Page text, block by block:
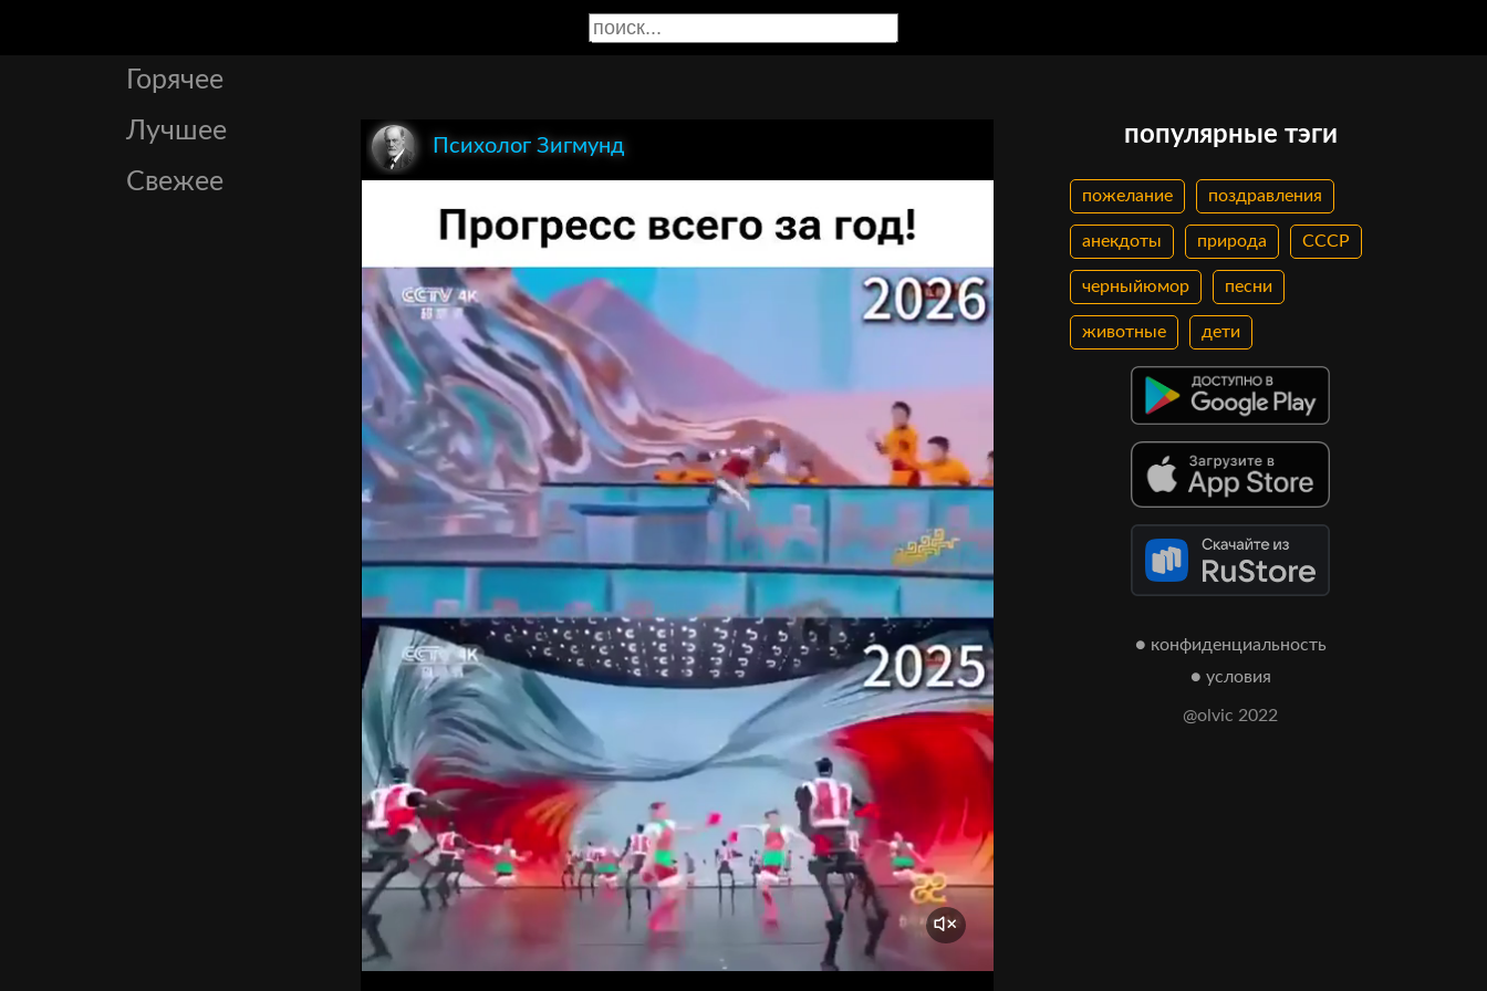
Горячее
Лучшее
Свежее
Психолог Зигмунд популярные тэги
пожелание поздравления
анекдоты природа СССР
черныйюмор песни
животные дети
● конфиденциальность
● условия
@olvic 2022